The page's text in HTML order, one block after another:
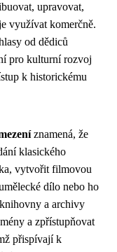
upravovat,
využívat komerčně.
od dědiců
pro kulturní rozvoj
k historickému
znamená, že
klasického
vytvořit filmovou
dílo nebo ho
a archivy
a zpřístupňovat
přispívají k